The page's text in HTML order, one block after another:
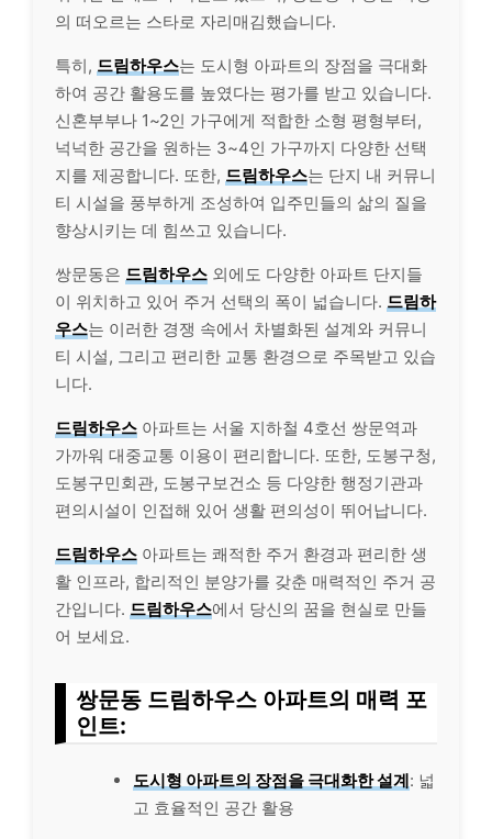
의 떠오르는 스타로 자리매김했습니다.
특히, 드림하우스는 도시형 아파트의 장점을 극대화
하여 공간 활용도를 높였다는 평가를 받고 있습니다.
신혼부부나 1~2인 가구에게 적합한 소형 평형부터,
넉넉한 공간을 원하는 3~4인 가구까지 다양한 선택
지를 제공합니다. 또한, 드림하우스는 단지 내 커뮤니
티 시설을 풍부하게 조성하여 입주민들의 삶의 질을
향상시키는 데 힘쓰고 있습니다.
쌍문동은 드림하우스 외에도 다양한 아파트 단지들
이 위치하고 있어 주거 선택의 폭이 넓습니다. 드림하
우스는 이러한 경쟁 속에서 차별화된 설계와 커뮤니
티 시설, 그리고 편리한 교통 환경으로 주목받고 있습
니다.
드림하우스 아파트는 서울 지하철 4호선 쌍문역과
가까워 대중교통 이용이 편리합니다. 또한, 도봉구청,
도봉구민회관, 도봉구보건소 등 다양한 행정기관과
편의시설이 인접해 있어 생활 편의성이 뛰어납니다.
드림하우스 아파트는 쾌적한 주거 환경과 편리한 생
활 인프라, 합리적인 분양가를 갖춘 매력적인 주거 공
간입니다. 드림하우스에서 당신의 꿈을 현실로 만들
어 보세요.
쌍문동 드림하우스 아파트의 매력 포
인트:
도시형 아파트의 장점을 극대화한 설계: 넓
고 효율적인 공간 활용